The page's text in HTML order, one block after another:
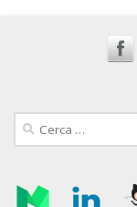
Ricerca
per: